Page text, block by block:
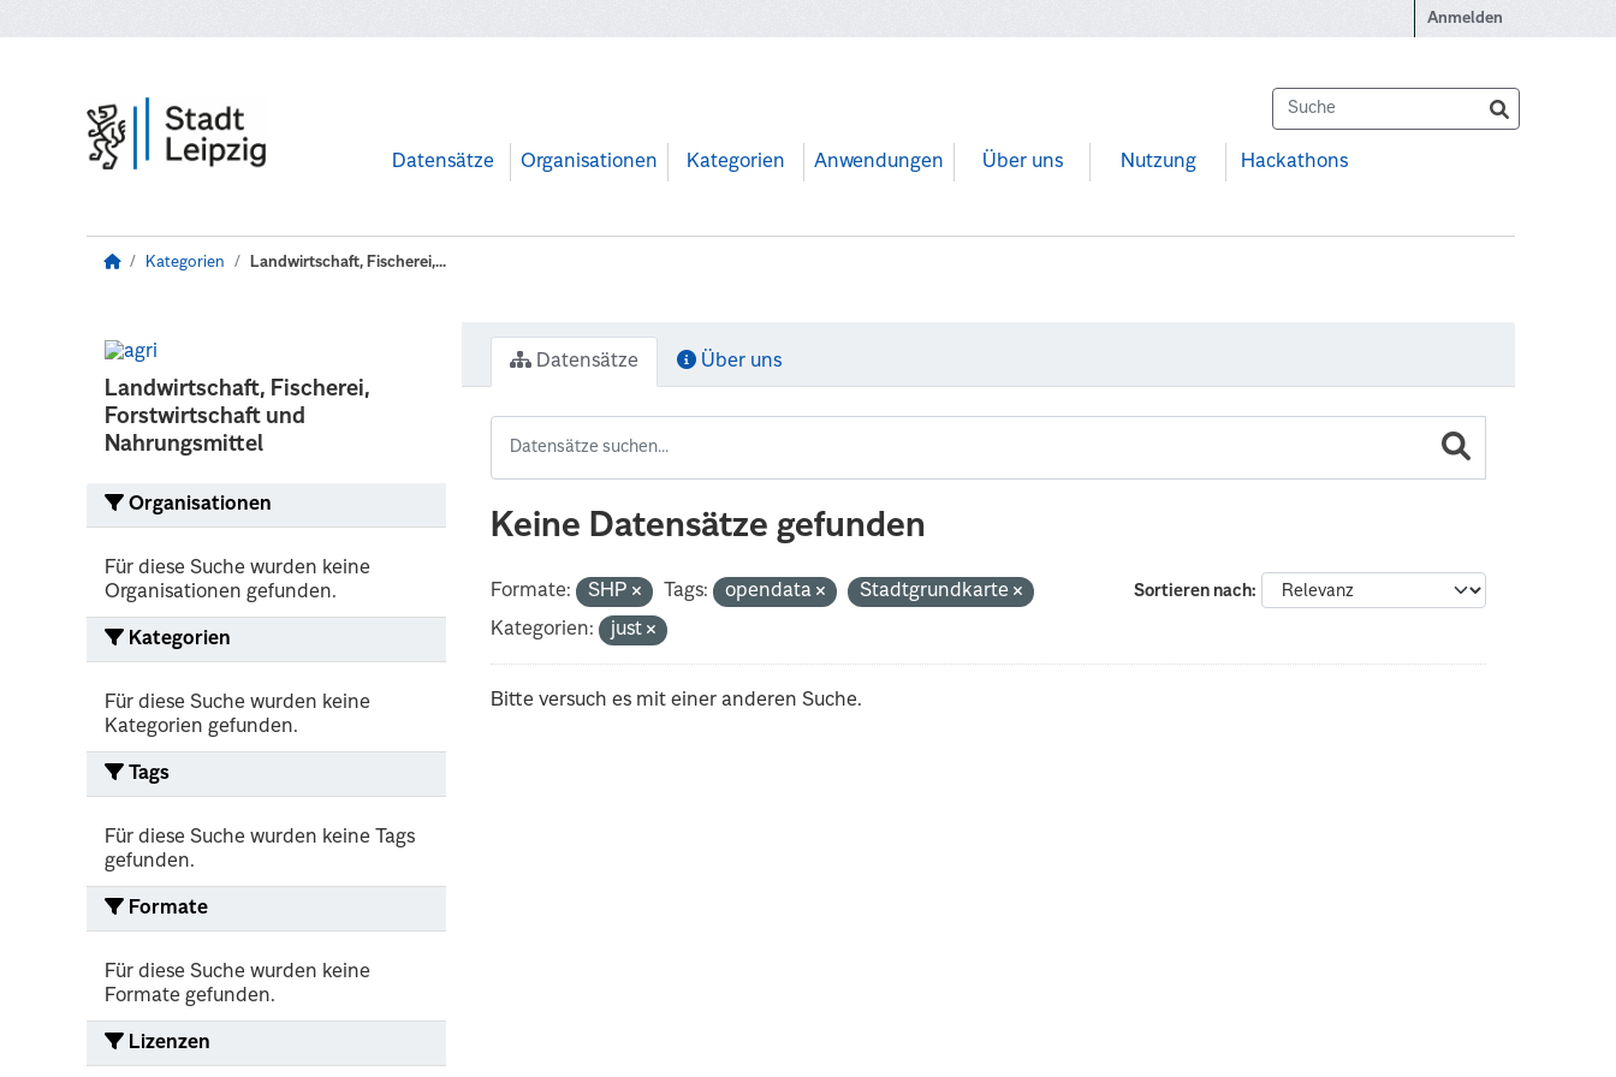
Anmelden
Datensätze Organisationen Kategorien Anwendungen Über uns Nutzung Hackathons
Kategorien Landwirtschaft, Fischerei,...
Landwirtschaft, Fischerei,
Forstwirtschaft und
Nahrungsmittel
Organisationen
Für diese Suche wurden keine
Organisationen gefunden.
Kategorien
Für diese Suche wurden keine
Kategorien gefunden.
Tags
Für diese Suche wurden keine Tags
gefunden.
Formate
Für diese Suche wurden keine
Formate gefunden.
Lizenzen
Datensätze Über uns
Keine Datensätze gefunden
Sortieren nach
Formate: SHP Tags: opendata
Stadtgrundkarte
Kategorien:
just
Bitte versuch es mit einer anderen Suche.